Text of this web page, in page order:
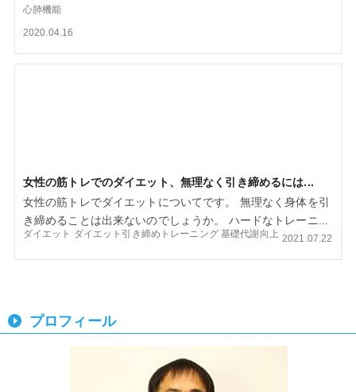
心肺機能
2020.04.16
女性の筋トレでのダイエット、無理なく引き締めるには...
女性の筋トレでダイエットについてです。 無理なく身体を引
き締めることは出来ないのでしょうか。 ハードなトレーニ...
ダイエット ダイエット引き締めトレーニング 基礎代謝向上 2021.07.22
プロフィール